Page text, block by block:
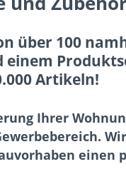
über 100
einem
Artikeln!
Ihrer
einen